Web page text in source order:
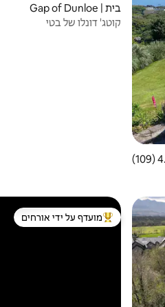
מתוך 5, 109 ביקורות
בית | Gap of Dunloe
קוטג' דונלו של בטי
מוביל בקרב נכסים מועדפים
מועדף על ידי אורחים